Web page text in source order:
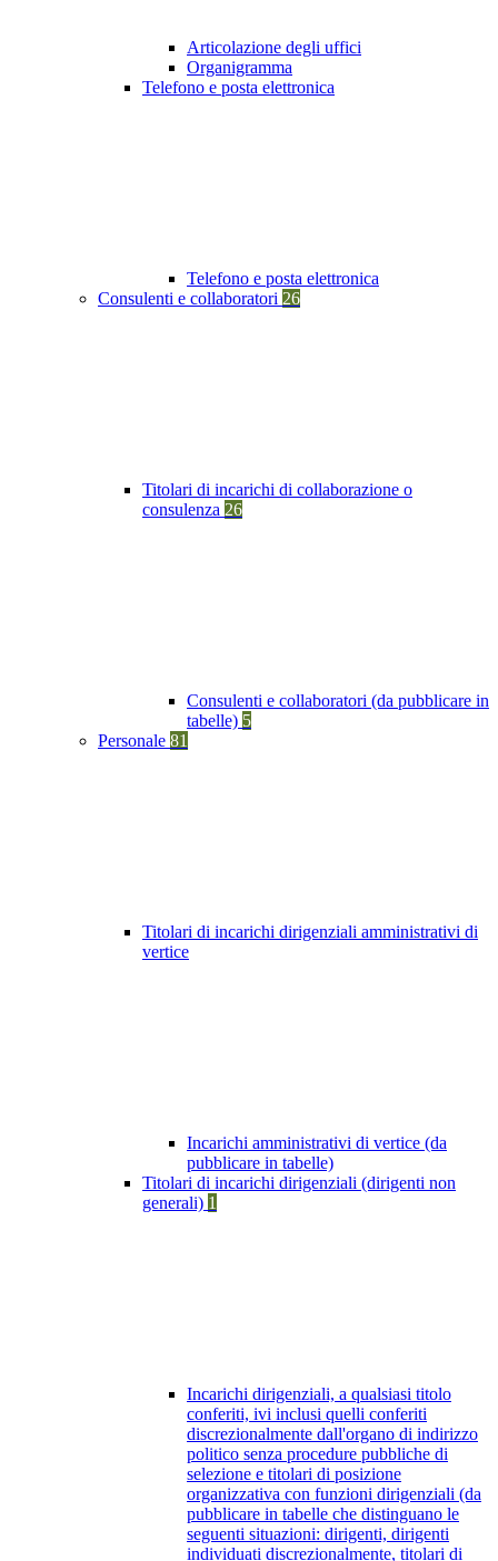
Articolazione degli uffici
Organigramma
Telefono e posta elettronica
Telefono e posta elettronica
Consulenti e collaboratori 26
Titolari di incarichi di collaborazione o
consulenza 26
Consulenti e collaboratori (da pubblicare in
tabelle) 5
Personale 81
Titolari di incarichi dirigenziali amministrativi di
vertice
Incarichi amministrativi di vertice (da
pubblicare in tabelle)
Titolari di incarichi dirigenziali (dirigenti non
generali) 1
Incarichi dirigenziali, a qualsiasi titolo
conferiti, ivi inclusi quelli conferiti
discrezionalmente dall'organo di indirizzo
politico senza procedure pubbliche di
selezione e titolari di posizione
organizzativa con funzioni dirigenziali (da
pubblicare in tabelle che distinguano le
seguenti situazioni: dirigenti, dirigenti
individuati discrezionalmente, titolari di